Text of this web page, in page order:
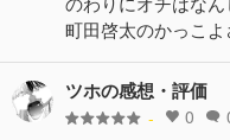
町田啓太のかっこよ
ツホの感想・評価
- 0